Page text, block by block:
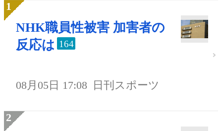
NHK職員性被害 加害者の
反応は 164
08月05日 17:08 日刊スポーツ